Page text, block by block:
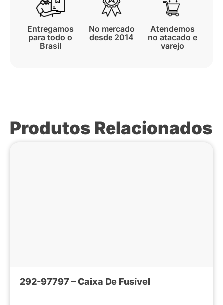
Entregamos
para todo o
Brasil
No mercado
desde 2014
Atendemos
no atacado e
varejo
Produtos Relacionados
292-97797 – Caixa De Fusível